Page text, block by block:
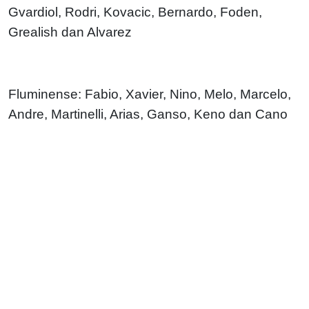
Gvardiol, Rodri, Kovacic, Bernardo, Foden,
Grealish dan Alvarez
Fluminense: Fabio, Xavier, Nino, Melo, Marcelo,
Andre, Martinelli, Arias, Ganso, Keno dan Cano